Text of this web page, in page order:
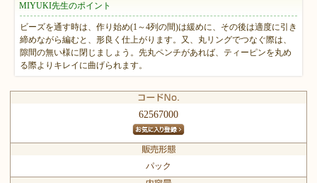
MIYUKI先生のポイント
ビーズを通す時は、作り始め(1～4列の間)は緩めに、その後は適度に引き
締めながら編むと、形良く仕上がります。又、丸リングでつなぐ際は、
隙間の無い様に閉じましょう。先丸ペンチがあれば、ティーピンを丸め
る際よりキレイに曲げられます。
62567000
パック